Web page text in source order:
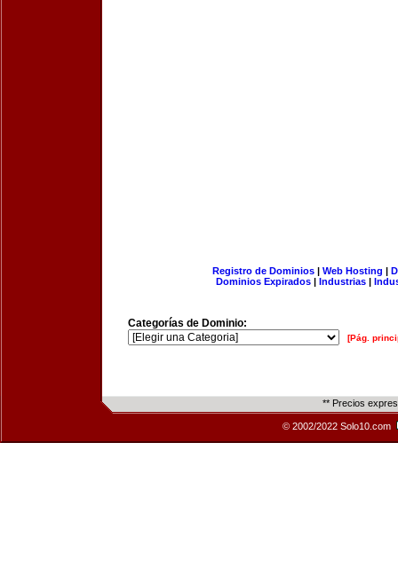
Registro de Dominios| Web Hosting |
Dominios Expirados | Industrias |
Categorías de Dominio:
[Pág.
** Precios
© 2002/2022 Solo10.com